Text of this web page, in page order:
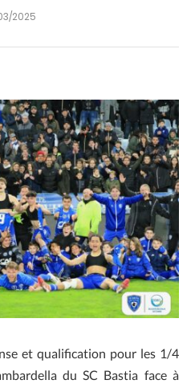
2025
et qualification pour les 1/4
du SC Bastia face à